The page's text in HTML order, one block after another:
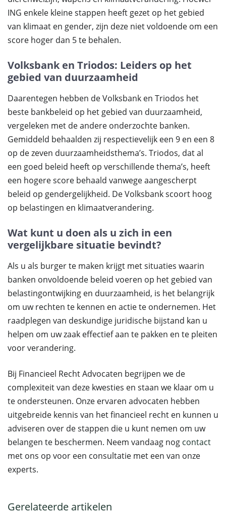
ING enkele kleine stappen heeft gezet op het gebied
van klimaat en gender, zijn deze niet voldoende om een
score hoger dan 5 te behalen.
Volksbank en Triodos: Leiders op het
gebied van duurzaamheid
Daarentegen hebben de Volksbank en Triodos het
beste bankbeleid op het gebied van duurzaamheid,
vergeleken met de andere onderzochte banken.
Gemiddeld behaalden zij respectievelijk een 9 en een 8
op de zeven duurzaamheidsthema’s. Triodos, dat al
een goed beleid heeft op verschillende thema’s, heeft
een hogere score behaald vanwege aangescherpt
beleid op gendergelijkheid. De Volksbank scoort hoog
op belastingen en klimaatverandering.
Wat kunt u doen als u zich in een
vergelijkbare situatie bevindt?
Als u als burger te maken krijgt met situaties waarin
banken onvoldoende beleid voeren op het gebied van
belastingontwijking en duurzaamheid, is het belangrijk
om uw rechten te kennen en actie te ondernemen. Het
raadplegen van deskundige juridische bijstand kan u
helpen om uw zaak effectief aan te pakken en te pleiten
voor verandering.
Bij Financieel Recht Advocaten begrijpen we de
complexiteit van deze kwesties en staan we klaar om u
te ondersteunen. Onze ervaren advocaten hebben
uitgebreide kennis van het financieel recht en kunnen u
adviseren over de stappen die u kunt nemen om uw
belangen te beschermen. Neem vandaag nog contact
met ons op voor een consultatie met een van onze
experts.
Gerelateerde artikelen